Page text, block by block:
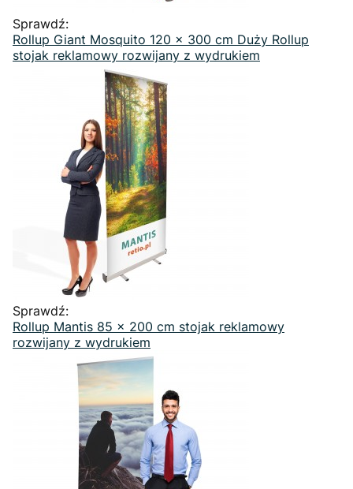
Sprawdź:
Rollup Giant Mosquito 120 x 300 cm Duży Rollup
stojak reklamowy rozwijany z wydrukiem
Sprawdź:
Rollup Mantis 85 x 200 cm stojak reklamowy
rozwijany z wydrukiem